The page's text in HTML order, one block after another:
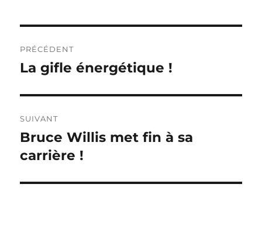
de
PRÉCÉDENT
Publication
La gifle énergétique !
SUIVANT
Publication
suivante :
Bruce Willis met fin à sa
carrière !